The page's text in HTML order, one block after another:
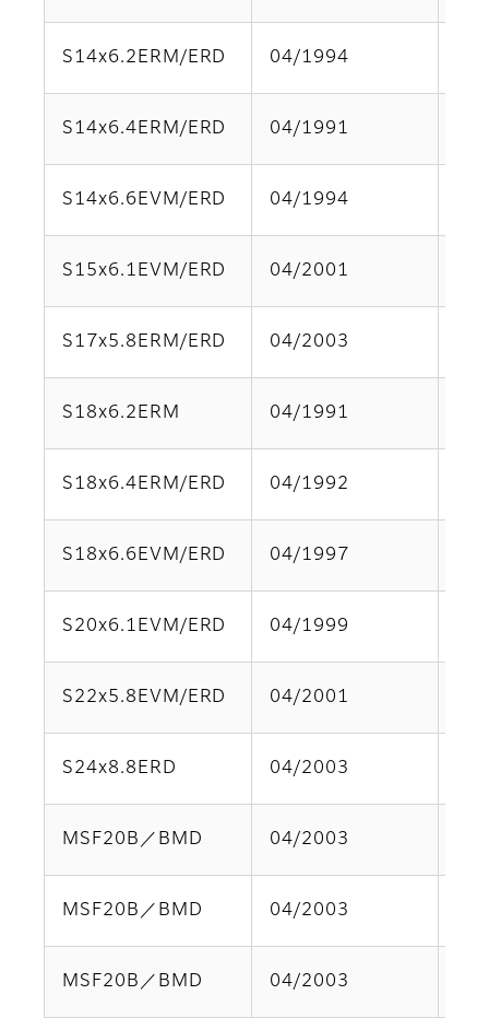
S14x6.2ERM/ERD 04/1994
S14x6.4ERM/ERD 04/1991
S14x6.6EVM/ERD 04/1994
S15x6.1EVM/ERD 04/2001
S17x5.8ERM/ERD 04/2003
S18x6.2ERM 04/1991
S18x6.4ERM/ERD 04/1992
S18x6.6EVM/ERD 04/1997
S20x6.1EVM/ERD 04/1999
S22x5.8EVM/ERD 04/2001
S24x8.8ERD 04/2003
MSF20B／BMD 04/2003
MSF20B／BMD 04/2003
MSF20B／BMD 04/2003